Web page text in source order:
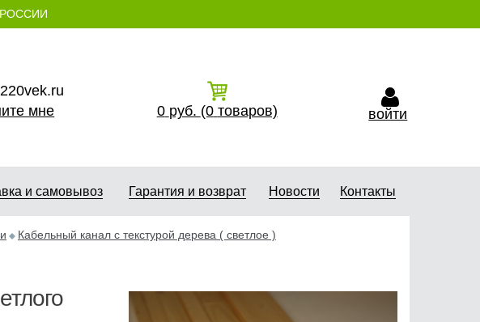
мне
0 руб. (0 товаров) войти
и самовывоз Гарантия и возврат Новости Контакты
Кабельный канал с текстурой дерева ( светлое )